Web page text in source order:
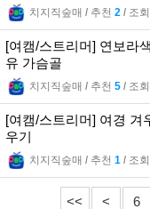
치지직숲매 l 추천 2 l 조회
[여캠/스트리머] 연보라
유 가슴골
치지직숲매 l 추천 5 l 조회
[여캠/스트리머] 여경 겨
우기
치지직숲매 l 추천 1 l 조회
<< < 6